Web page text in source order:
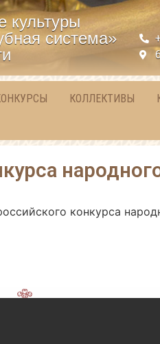
культуры
система»
КОЛЛЕКТИВЫ
конкурса